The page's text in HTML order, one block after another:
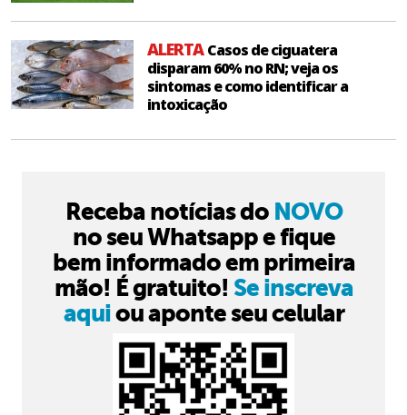
ALERTACasos de ciguatera
disparam 60% no RN; veja os
sintomas e como identificar a
intoxicação
Receba notícias do NOVO
no seu Whatsapp e fique
bem informado em primeira
mão! É gratuito! Se inscreva
aquiou aponte seu celular